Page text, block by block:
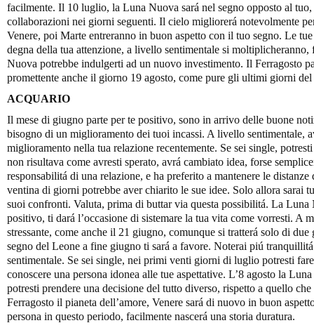
facilmente. Il 10 luglio, la Luna Nuova sará nel segno opposto al tuo,
collaborazioni nei giorni seguenti. Il cielo migliorerá notevolmente
Venere, poi Marte entreranno in buon aspetto con il tuo segno. Le
degna della tua attenzione, a livello sentimentale si
Nuova potrebbe indulgerti ad un nuovo investimento. Il Ferragosto
promettente anche il giorno 19 agosto, come pure gli ultimi giorni del
ACQUARIO
Il mese di giugno parte per te positivo, sono in arrivo delle buone
bisogno di un miglioramento dei tuoi incassi. A livello sentimentale,
miglioramento nella tua relazione recentemente. Se sei single,
non risultava come avresti sperato, avrá cambiato idea, forse
responsabilitá di una relazione, e ha preferito a mantenere le
ventina di giorni potrebbe aver chiarito le sue idee. Solo allora sarai
suoi confronti. Valuta, prima di buttar via questa possibilitá. La Luna
positivo, ti dará l’occasione di sistemare la tua vita come vorresti. A
stressante, come anche il 21 giugno, comunque si tratterá solo di
segno del Leone a fine giugno ti sará a favore. Noterai piú
sentimentale. Se sei single, nei primi venti giorni di luglio potresti
conoscere una persona idonea alle tue aspettative. L’8 agosto la
potresti prendere una decisione del tutto diverso, rispetto a quello
Ferragosto il pianeta dell’amore, Venere sará di nuovo in buon
persona in questo periodo, facilmente nascerá una storia duratura.